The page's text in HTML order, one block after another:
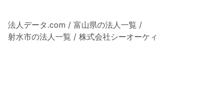
法人データ.com / 富山県の法人一覧 /
射水市の法人一覧 / 株式会社シーオーケィ